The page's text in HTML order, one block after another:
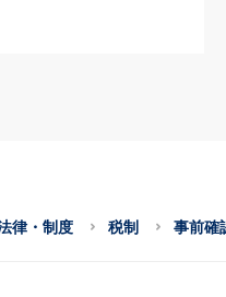
律・制度 税制 事前確